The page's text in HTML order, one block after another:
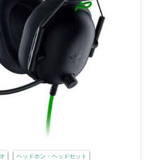
ヘッドホン・ヘッドセット